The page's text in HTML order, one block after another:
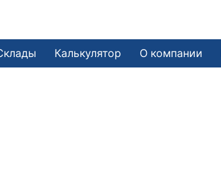
Калькулятор О компании